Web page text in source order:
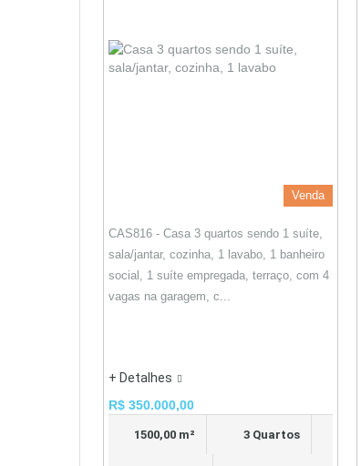
Venda
CAS816 - Casa 3 quartos sendo 1 suíte,
sala/jantar, cozinha, 1 lavabo, 1 banheiro
social, 1 suíte empregada, terraço, com 4
vagas na garagem, c...
+ Detalhes
R$ 350.000,00
1500,00 m² 3 Quartos